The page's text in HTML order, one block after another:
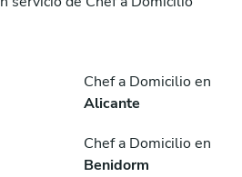
Chef a Domicilio en
Alicante
Chef a Domicilio en
Benidorm